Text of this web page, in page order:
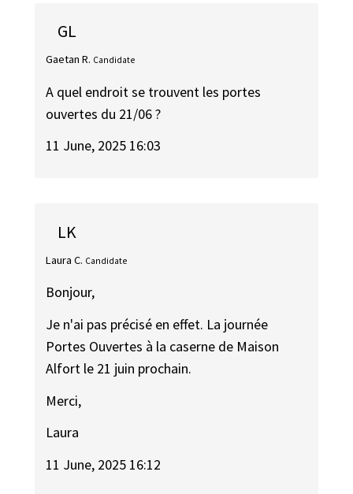
GL
Gaetan R. Candidate
A quel endroit se trouvent les portes
ouvertes du 21/06 ?
11 June, 2025 16:03
LK
Laura C. Candidate
Bonjour,
Je n'ai pas précisé en effet. La journée
Portes Ouvertes à la caserne de Maison
Alfort le 21 juin prochain.
Merci,
Laura
11 June, 2025 16:12